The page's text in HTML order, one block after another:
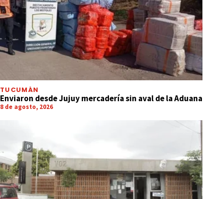
TUCUMÁN
Enviaron desde Jujuy mercadería sin aval de la Aduana
8 de agosto, 2026